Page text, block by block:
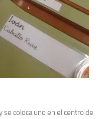
se coloca uno en el centro de